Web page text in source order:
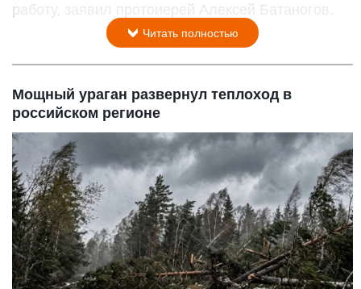
работу, заявил протоиерей Алексей Батаногов.
Читать полностью
Мощный ураган развернул теплоход в
российском регионе